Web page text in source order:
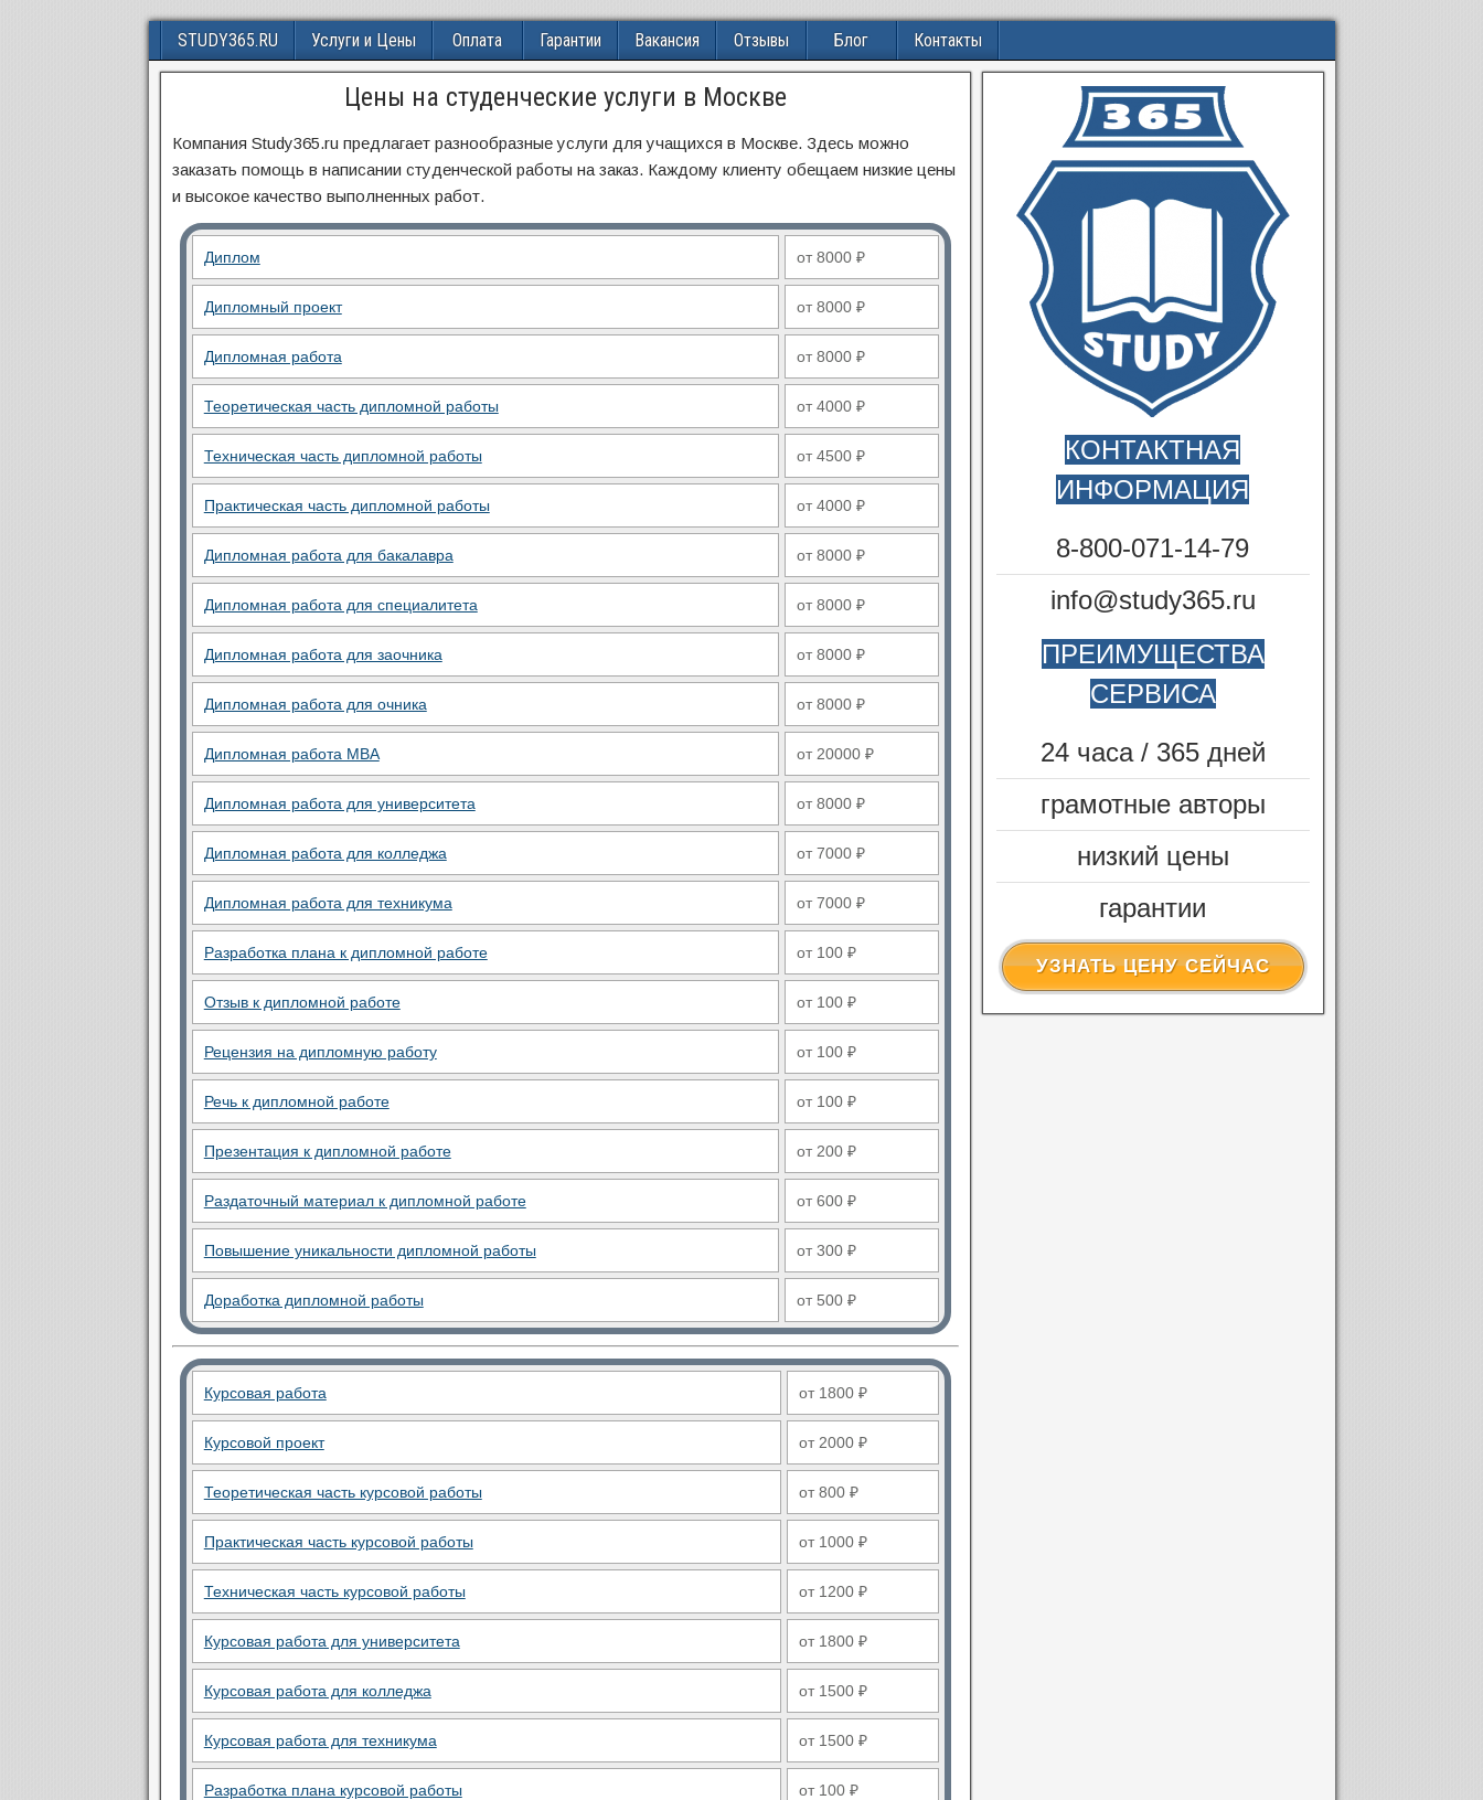
STUDY365.RU Услуги и Цены Оплата Гарантии Вакансия Отзывы Блог Контакты
Цены на студенческие услуги в Москве
Компания Study365.ru предлагает разнообразные услуги для учащихся в Москве. Здесь можно
заказать помощь в написании студенческой работы на заказ. Каждому клиенту обещаем низкие цены
и высокое качество выполненных работ.
Диплом от 8000 ₽
Дипломный проект от 8000 ₽
Дипломная работа от 8000 ₽
Теоретическая часть дипломной работы от 4000 ₽
Техническая часть дипломной работы от 4500 ₽
Практическая часть дипломной работы от 4000 ₽
Дипломная работа для бакалавра от 8000 ₽
Дипломная работа для специалитета от 8000 ₽
Дипломная работа для заочника от 8000 ₽
Дипломная работа для очника от 8000 ₽
Дипломная работа MBA от 20000 ₽
Дипломная работа для университета от 8000 ₽
Дипломная работа для колледжа от 7000 ₽
Дипломная работа для техникума от 7000 ₽
Разработка плана к дипломной работе от 100 ₽
Отзыв к дипломной работе от 100 ₽
Рецензия на дипломную работу от 100 ₽
Речь к дипломной работе от 100 ₽
Презентация к дипломной работе от 200 ₽
Раздаточный материал к дипломной работе от 600 ₽
Повышение уникальности дипломной работы от 300 ₽
Доработка дипломной работы от 500 ₽
Курсовая работа от 1800 ₽
Курсовой проект от 2000 ₽
Теоретическая часть курсовой работы от 800 ₽
Практическая часть курсовой работы от 1000 ₽
Техническая часть курсовой работы от 1200 ₽
Курсовая работа для университета от 1800 ₽
Курсовая работа для колледжа от 1500 ₽
Курсовая работа для техникума от 1500 ₽
Разработка плана курсовой работы от 100 ₽
КОНТАКТНАЯ
ИНФОРМАЦИЯ
8-800-071-14-79
info@study365.ru
ПРЕИМУЩЕСТВА
СЕРВИСА
24 часа / 365 дней
грамотные авторы
низкий цены
гарантии
УЗНАТЬ ЦЕНУ СЕЙЧАС